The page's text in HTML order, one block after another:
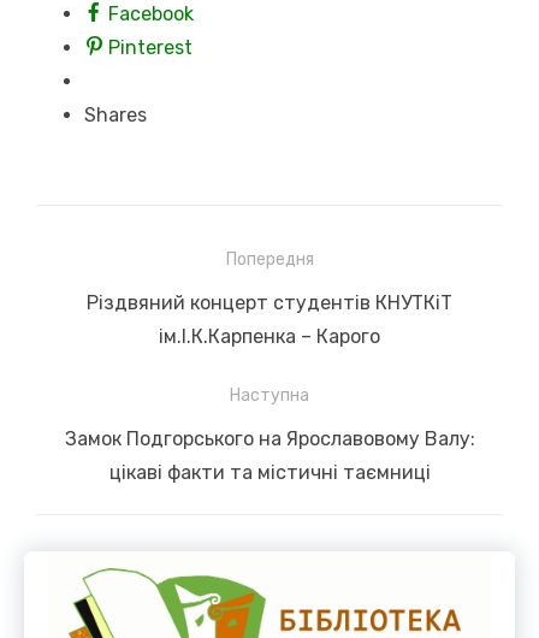
Facebook
Pinterest
Shares
записів
Попередня
Previous
Різдвяний концерт студентів КНУТКіТ
ім.І.К.Карпенка – Карого
Наступна
Next
Замок Подгорського на Ярославовому Валу:
цікаві факти та містичні таємниці